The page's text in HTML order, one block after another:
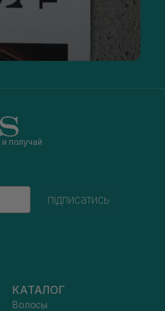
и получай
підписатись
КАТАЛОГ
Волосы